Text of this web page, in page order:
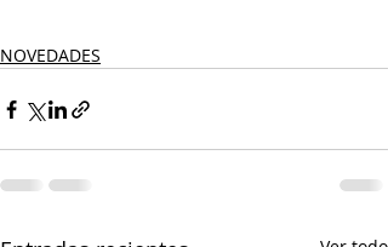
NOVEDADES